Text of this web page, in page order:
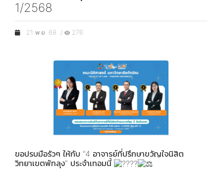
1/2568
21 พ.ย. 68 / 276
ขอปรบมือรัวๆ ให้กับ "4 อาจารย์ที่ปรึกษาขวัญใจนิสิต
วิทยาเขตพัทลุง" ประจำเทอมนี้